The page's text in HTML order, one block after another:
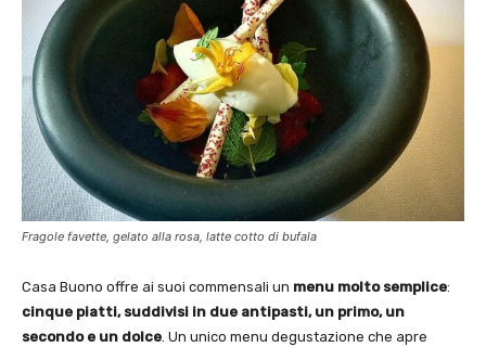
Fragole favette, gelato alla rosa, latte cotto di bufala
Casa Buono offre ai suoi commensali un menu molto semplice:
cinque piatti, suddivisi in due antipasti, un primo, un
secondo e un dolce . Un unico menu degustazione che apre